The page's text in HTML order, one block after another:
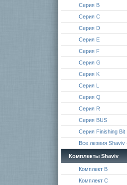
Серия B
Серия C
Серия D
Серия E
Серия F
Серия G
Серия K
Серия L
Серия Q
Серия R
Серия BUS
Серия Finishing Bit
Все лезвия Shaviv
Комплекты Shaviv
Комплект B
Комплект C